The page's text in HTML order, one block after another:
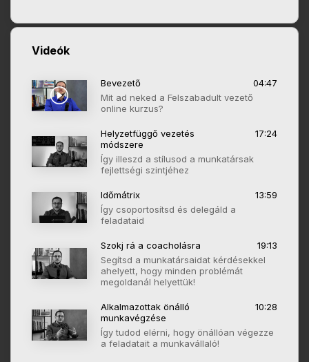
Videók
Bevezető
04:47
Mit ad neked a Felszabadult vezető
online kurzus?
Helyzetfüggő vezetés
módszere
17:24
Így illeszd a stílusod a munkatársak
fejlettségi szintjéhez
Időmátrix
13:59
Így csoportosítsd és delegáld a
feladataid
Szokj rá a coacholásra
19:13
Segítsd a munkatársaidat kérdésekkel
ahelyett, hogy minden problémát
megoldanál helyettük!
Alkalmazottak önálló
munkavégzése
10:28
Így tudod elérni, hogy önállóan végezze
a feladatait a munkavállaló!